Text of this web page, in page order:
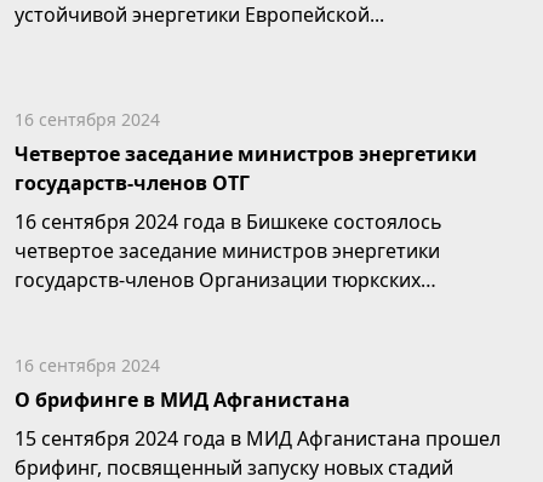
устойчивой энергетики Европейской...
16 сентября 2024
Четвертое заседание министров энергетики
государств-членов ОТГ
16 сентября 2024 года в Бишкеке состоялось
четвертое заседание министров энергетики
государств-членов Организации тюркских
16 сентября 2024
О брифинге в МИД Афганистана
15 сентября 2024 года в МИД Афганистана прошел
брифинг, посвященный запуску новых стадий